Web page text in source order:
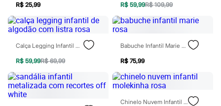
Calçados
Botas
Chinelos
Pantufas
Rasteirinhas
Sandálias
Tênis
Marcas
Baby Club
Fifteen
R$ 25,99 R$ 59,99R$ 109,99
Calça Legging Infantil De Algodão Com Listra Rosa
R$ 59,99R$ 69,99
Babuche Infantil Marie Rosa
R$ 75,99
Chinelo Nuvem Infantil Molekinha Rosa